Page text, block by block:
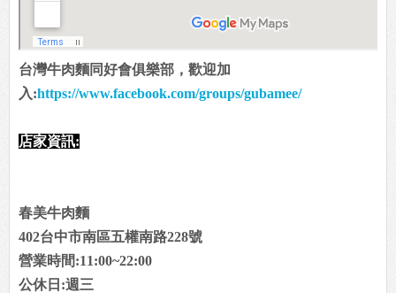
台灣牛肉麵同好會俱樂部，歡迎加
入:https://www.facebook.com/groups/gubamee/
店家資訊:
春美牛肉麵
402台中市南區五權南路228號
營業時間:11:00~22:00
公休日:週三